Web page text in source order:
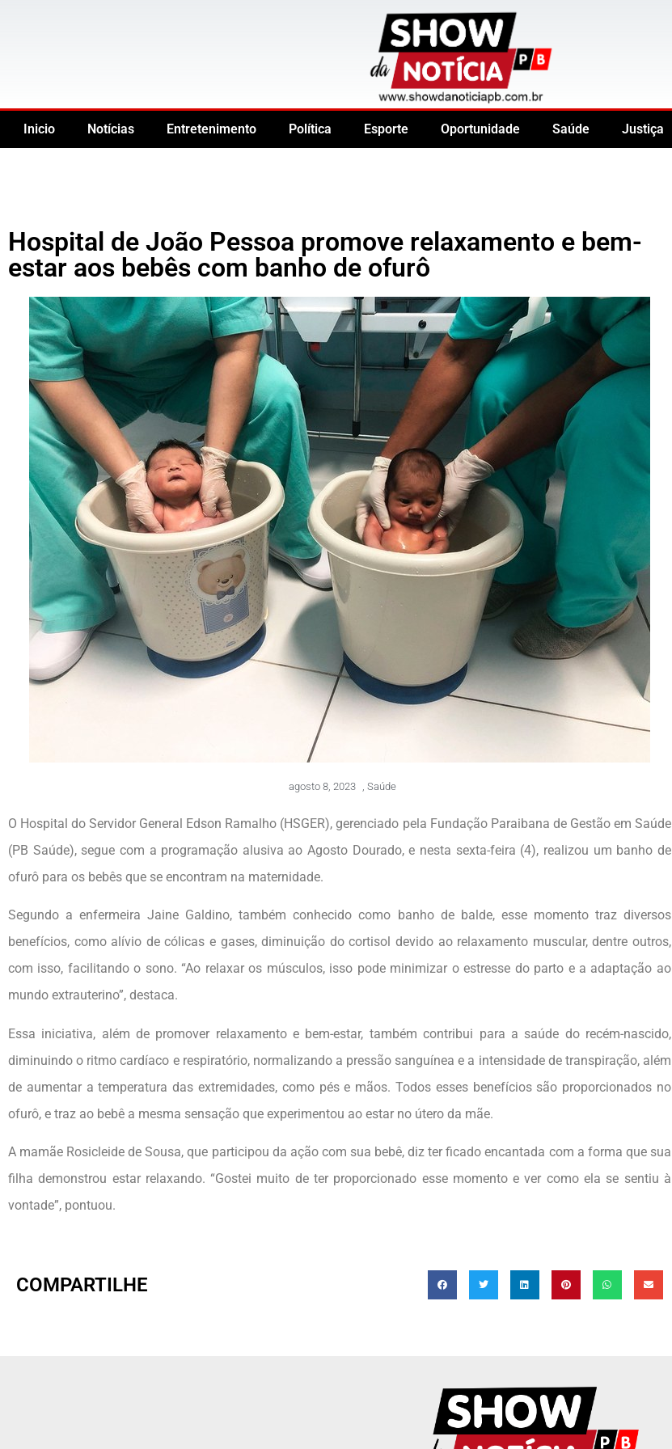
Inicio Notícias Entretenimento Política Esporte Oportunidade Saúde Justiça
Hospital de João Pessoa promove relaxamento e bem-
estar aos bebês com banho de ofurô
agosto 8, 2023 Saúde
O Hospital do Servidor General Edson Ramalho (HSGER), gerenciado pela Fundação Paraibana de Gestão em Saúde
(PB Saúde), segue com a programação alusiva ao Agosto Dourado, e nesta sexta-feira (4), realizou um banho de
ofurô para os bebês que se encontram na maternidade.
Segundo a enfermeira Jaine Galdino, também conhecido como banho de balde, esse momento traz diversos
benefícios, como alívio de cólicas e gases, diminuição do cortisol devido ao relaxamento muscular, dentre outros,
com isso, facilitando o sono. “Ao relaxar os músculos, isso pode minimizar o estresse do parto e a adaptação ao
mundo extrauterino”, destaca.
Essa iniciativa, além de promover relaxamento e bem-estar, também contribui para a saúde do recém-nascido,
diminuindo o ritmo cardíaco e respiratório, normalizando a pressão sanguínea e a intensidade de transpiração, além
de aumentar a temperatura das extremidades, como pés e mãos. Todos esses benefícios são proporcionados no
ofurô, e traz ao bebê a mesma sensação que experimentou ao estar no útero da mãe.
A mamãe Rosicleide de Sousa, que participou da ação com sua bebê, diz ter ficado encantada com a forma que sua
filha demonstrou estar relaxando. “Gostei muito de ter proporcionado esse momento e ver como ela se sentiu à
vontade”, pontuou.
COMPARTILHE